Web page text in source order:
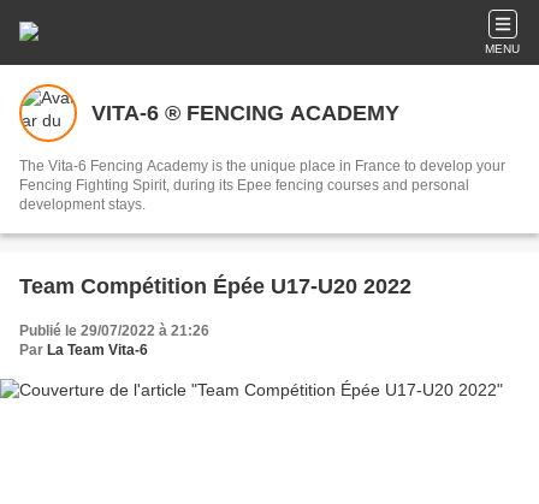
MENU
VITA-6 ® FENCING ACADEMY
The Vita-6 Fencing Academy is the unique place in France to develop your
Fencing Fighting Spirit, during its Epee fencing courses and personal
development stays.
Team Compétition Épée U17-U20 2022
Publié le 29/07/2022 à 21:26
Par La Team Vita-6